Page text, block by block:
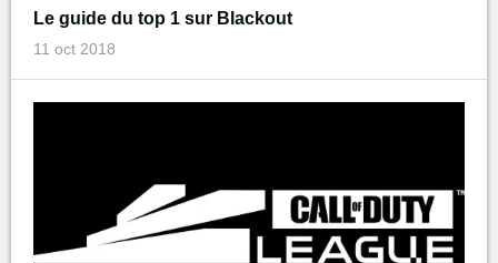
Le guide du top 1 sur Blackout
11 oct 2018